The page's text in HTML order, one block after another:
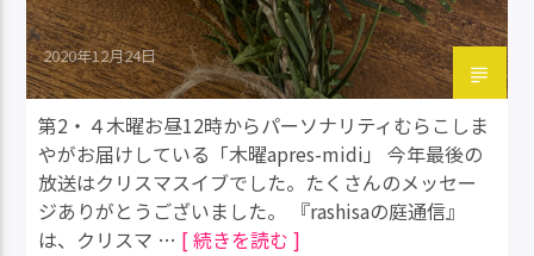
2020年12月24日
第2・４木曜お昼12時からパーソナリティむらこしま
やがお届けしている「木曜apres-midi」 今年最後の
放送はクリスマスイブでした。たくさんのメッセー
ジありがとうございました。 『rashisaの庭通信』
は、クリスマ … [ 続きを読む ]